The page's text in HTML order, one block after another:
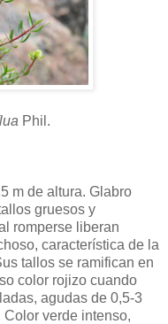
Phil.
m de altura. Glabro
gruesos y
romperse liberan
característica de la
tallos se ramifican en
color rojizo cuando
agudas de 0,5-3
verde intenso,